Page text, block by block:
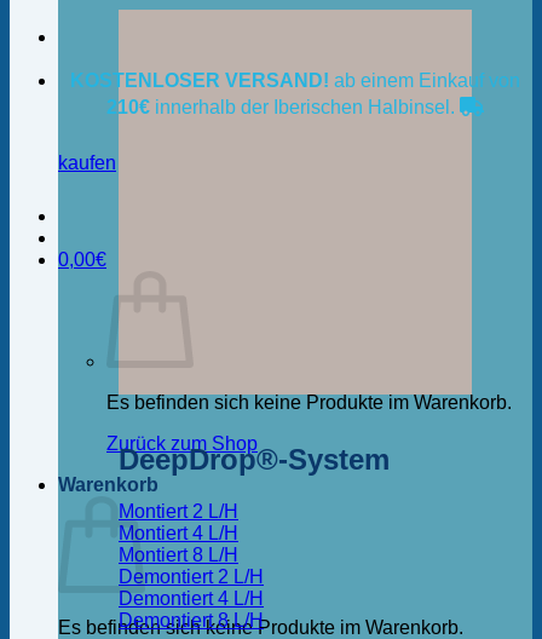
KOSTENLOSER VERSAND! ab einem Einkauf von
210€ innerhalb der Iberischen Halbinsel.
kaufen
0,00€
Es befinden sich keine Produkte im Warenkorb.
Zurück zum Shop
Warenkorb
Es befinden sich keine Produkte im Warenkorb.
DeepDrop®-System
Montiert 2 L/H
Montiert 4 L/H
Montiert 8 L/H
Demontiert 2 L/H
Demontiert 4 L/H
Demontiert 8 L/H